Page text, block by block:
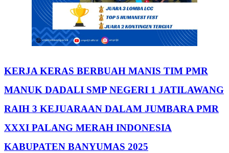
KERJA KERAS BERBUAH MANIS TIM PMR
MANUK DADALI SMP NEGERI 1 JATILAWANG
RAIH 3 KEJUARAAN DALAM JUMBARA PMR
XXXI PALANG MERAH INDONESIA
KABUPATEN BANYUMAS 2025